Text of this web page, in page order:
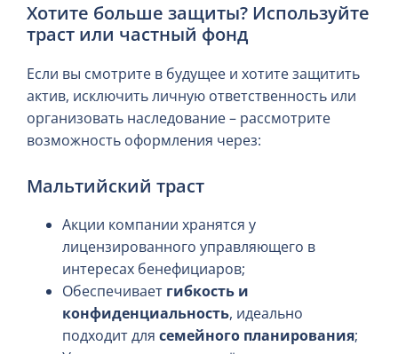
Хотите больше защиты? Используйте
траст или частный фонд
Если вы смотрите в будущее и хотите защитить
актив, исключить личную ответственность или
организовать наследование – рассмотрите
возможность оформления через:
Мальтийский траст
Акции компании хранятся у
лицензированного управляющего в
интересах бенефициаров;
Обеспечивает гибкость и
конфиденциальность, идеально
подходит для семейного планирования;